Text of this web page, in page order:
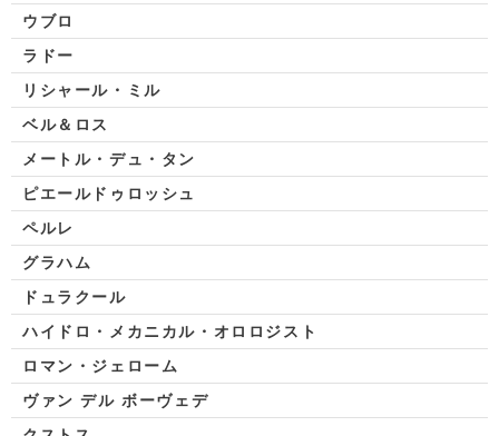
ウブロ
ラドー
リシャール・ミル
ベル＆ロス
メートル・デュ・タン
ピエールドゥロッシュ
ペルレ
グラハム
ドュラクール
ハイドロ・メカニカル・オロロジスト
ロマン・ジェローム
ヴァン デル ボーヴェデ